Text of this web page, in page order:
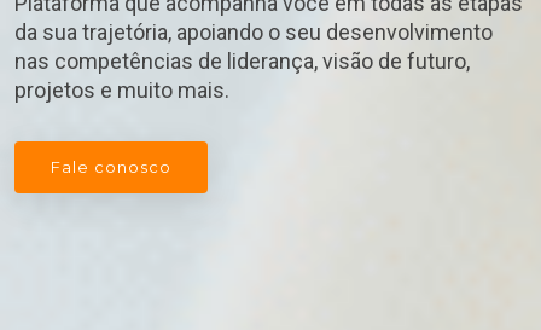
da sua trajetória, apoiando o seu desenvolvimento
nas competências de liderança, visão de futuro,
projetos e muito mais.
Fale conosco